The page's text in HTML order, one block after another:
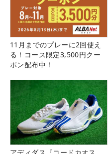
11月までのプレーに2回使え
る！コース限定3,500円クー
ポン配布中！